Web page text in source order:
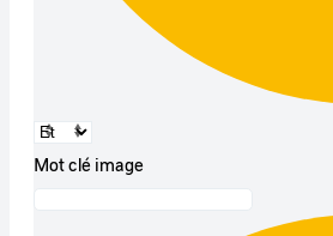
Mot clé image